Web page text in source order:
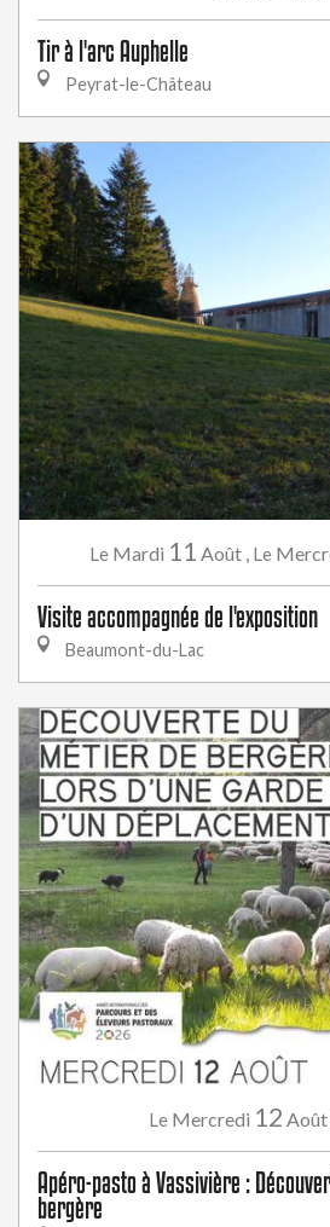
Tir à l'arc Auphelle
Peyrat-le-Château
Le Mardi 11 Août, Le
Visite accompagnée de l'exposition
Beaumont-du-Lac
Le Mercredi 12 Août
Apéro-pasto à Vassivière :
bergère